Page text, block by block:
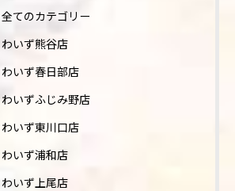
全てのカテゴリー
わいず熊谷店
わいず春日部店
わいずふじみ野店
わいず東川口店
わいず浦和店
わいず上尾店